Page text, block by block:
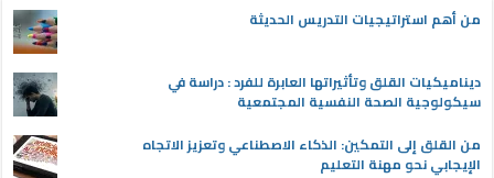
من أهم استراتيجيات التدريس الحديثة
ديناميكيات القلق وتأثيراتها العابرة للفرد : دراسة في
سيكولوجية الصحة النفسية المجتمعية
من القلق إلى التمكين: الذكاء الاصطناعي وتعزيز الاتجاه
الإيجابي نحو مهنة التعليم